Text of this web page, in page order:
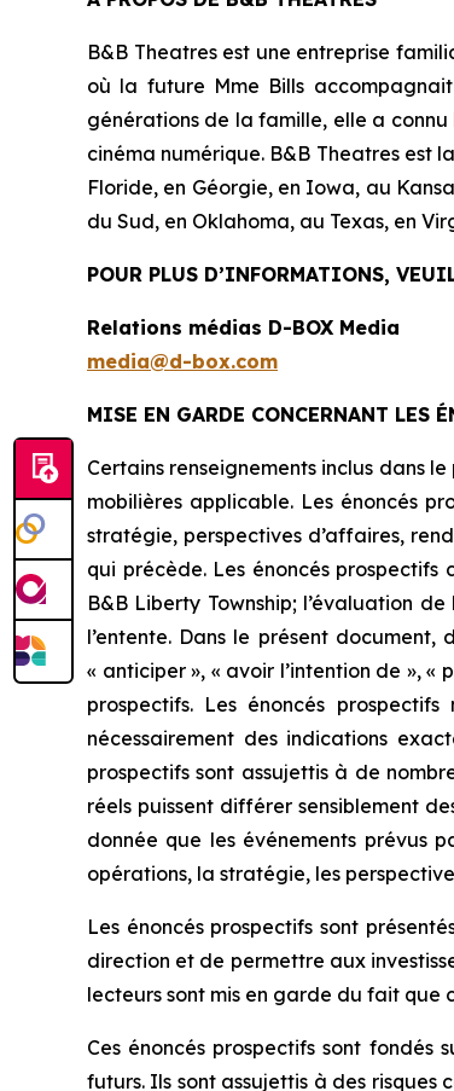
B&B Theatres est une entreprise
où la future Mme Bills
générations de la famille, elle a connu
cinéma numérique. B&B Theatres est
Floride, en Géorgie, en Iowa, au
du Sud, en Oklahoma, au Texas, en
POUR PLUS D’INFORMATIONS,
Relations médias D-BOX Media
media@d-box.com
MISE EN GARDE CONCERNANT LES
Certains renseignements inclus dans
mobilières applicable. Les énoncés
stratégie, perspectives d’affaires,
qui précède. Les énoncés
B&B Liberty Township; l’évaluation
l’entente. Dans le présent
« anticiper », « avoir l’intention de »,
prospectifs. Les énoncés
nécessairement des indications
prospectifs sont assujettis à de
réels puissent différer sensiblement
donnée que les événements prévus
opérations, la stratégie, les
Les énoncés prospectifs sont
direction et de permettre aux
lecteurs sont mis en garde du fait que
Ces énoncés prospectifs sont fondés
futurs. Ils sont assujettis à des risques